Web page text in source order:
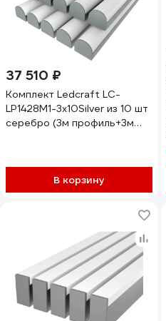
37 510 ₽
Комплект Ledcraft LC-
LP1428M1-3x10Silver из 10 шт
серебро (3м профиль+3м
В корзину